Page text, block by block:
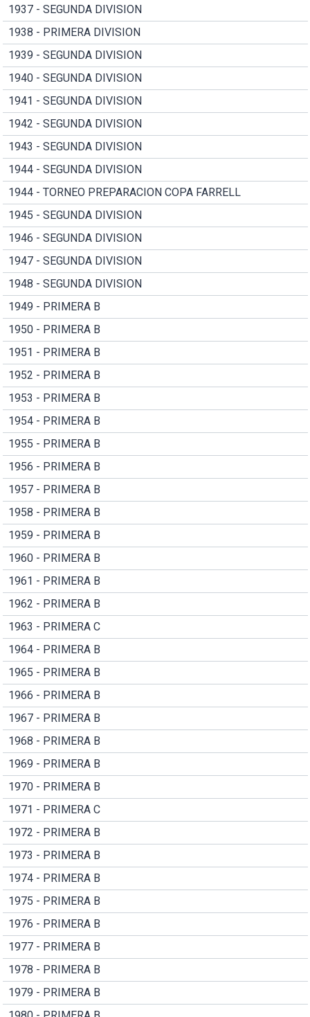
1937 - SEGUNDA DIVISION
1938 - PRIMERA DIVISION
1939 - SEGUNDA DIVISION
1940 - SEGUNDA DIVISION
1941 - SEGUNDA DIVISION
1942 - SEGUNDA DIVISION
1943 - SEGUNDA DIVISION
1944 - SEGUNDA DIVISION
1944 - TORNEO PREPARACION COPA FARRELL
1945 - SEGUNDA DIVISION
1946 - SEGUNDA DIVISION
1947 - SEGUNDA DIVISION
1948 - SEGUNDA DIVISION
1949 - PRIMERA B
1950 - PRIMERA B
1951 - PRIMERA B
1952 - PRIMERA B
1953 - PRIMERA B
1954 - PRIMERA B
1955 - PRIMERA B
1956 - PRIMERA B
1957 - PRIMERA B
1958 - PRIMERA B
1959 - PRIMERA B
1960 - PRIMERA B
1961 - PRIMERA B
1962 - PRIMERA B
1963 - PRIMERA C
1964 - PRIMERA B
1965 - PRIMERA B
1966 - PRIMERA B
1967 - PRIMERA B
1968 - PRIMERA B
1969 - PRIMERA B
1970 - PRIMERA B
1971 - PRIMERA C
1972 - PRIMERA B
1973 - PRIMERA B
1974 - PRIMERA B
1975 - PRIMERA B
1976 - PRIMERA B
1977 - PRIMERA B
1978 - PRIMERA B
1979 - PRIMERA B